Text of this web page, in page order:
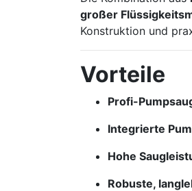
großer
Konstruktion und
Vorteile
Profi-
Integrierte
Hohe
Robuste,